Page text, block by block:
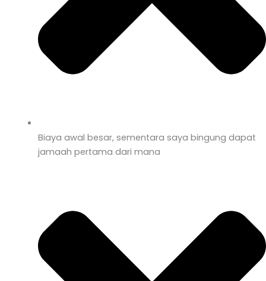
Biaya awal besar, sementara saya bingung dapat
jamaah pertama dari mana